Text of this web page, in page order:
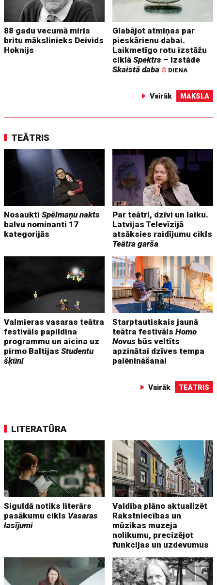
88 gadu vecumā miris
britu mākslinieks Deivids
Hoknijs
Glabājot atmiņas par
pieskārienu dabai.
Laikmetīgo rotu izstāžu
ciklāSpektrs – izstāde
Skaistā daba © DIENA
Vairāk MĀKSLA
TEĀTRIS
NosauktiSpēlmaņu nakts
balvu nominanti 17
kategorijās
Par teātri, dzīvi un laiku.
Latvijas Televīzijā
atsāksies raidījumu cikls
Teātra garša
Valmieras vasaras teātra
festivāls papildina
programmu un aicina uz
pirmo BaltijasStudentu
šķūni
Starptautiskais jaunā
teātra festivālsHomo
Novus būs veltīts
apzinātai dzīves tempa
palēnināšanai
Vairāk TEĀTRIS
LITERATŪRA
Siguldā notiks literārs
pasākumu cikls Vasaras
lasījumi
Valdība plāno aktualizēt
Rakstniecības un
mūzikas muzeja
nolikumu, precizējot
funkcijas un uzdevumus